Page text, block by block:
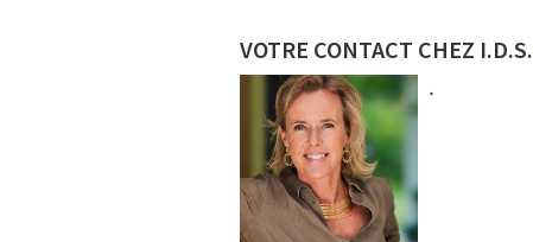
VOTRE CONTACT CHEZ I.D.S.
.